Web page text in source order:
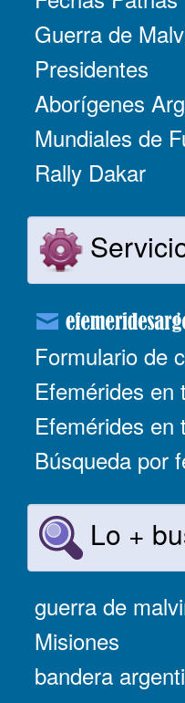
Guerra de
Presidentes
Aborígenes
Mundiales de
Rally Dakar
Formulario de
Efemérides en
Efemérides en
Búsqueda por
Lo +
guerra de
Misiones
bandera